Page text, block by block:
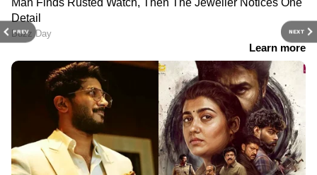
PREV NEXT